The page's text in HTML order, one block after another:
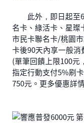
此外，即日起至6
名卡、綠活卡、星
市民卡聯名卡/桃園
卡後90天內享一般消
(單筆回饋上限100元
指定行動支付5%刷
750元。更多優惠詳